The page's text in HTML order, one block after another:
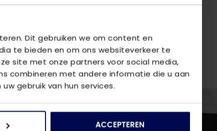
Dit gebruiken we om content en
te bieden en om ons websiteverkeer te
site met onze partners voor social media,
combineren met andere informatie die u aan
gebruik van hun services.
ACCEPTEREN